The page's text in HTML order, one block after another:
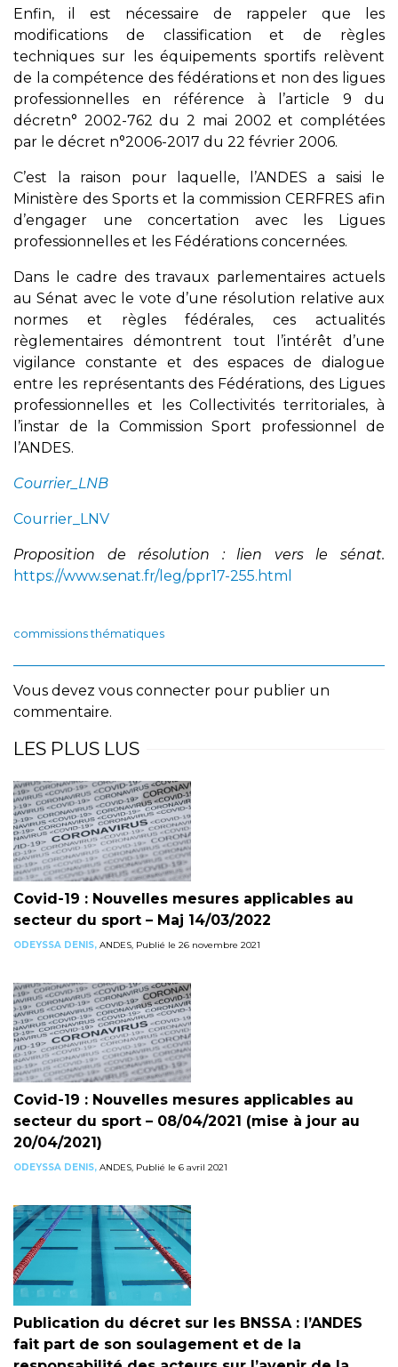
Enfin, il est nécessaire de rappeler que les
modifications de classification et de règles
techniques sur les équipements sportifs relèvent
de la compétence des fédérations et non des ligues
professionnelles en référence à l’article 9 du
décretn° 2002-762 du 2 mai 2002 et complétées
par le décret n°2006-2017 du 22 février 2006.
C’est la raison pour laquelle, l’ANDES a saisi le
Ministère des Sports et la commission CERFRES afin
d’engager une concertation avec les Ligues
professionnelles et les Fédérations concernées.
Dans le cadre des travaux parlementaires actuels
au Sénat avec le vote d’une résolution relative aux
normes et règles fédérales, ces actualités
règlementaires démontrent tout l’intérêt d’une
vigilance constante et des espaces de dialogue
entre les représentants des Fédérations, des Ligues
professionnelles et les Collectivités territoriales, à
l’instar de la Commission Sport professionnel de
l’ANDES.
Courrier_LNB
Courrier_LNV
Proposition de résolution : lien vers le sénat.
https://www.senat.fr/leg/ppr17-255.html
commissions thématiques
Vous devez vous connecter pour publier un
commentaire.
LES PLUS LUS
Covid-19 : Nouvelles mesures applicables au
secteur du sport – Maj 14/03/2022
ODEYSSA DENIS, ANDES, Publié le 26 novembre 2021
Covid-19 : Nouvelles mesures applicables au
secteur du sport – 08/04/2021 (mise à jour au
20/04/2021)
ODEYSSA DENIS, ANDES, Publié le 6 avril 2021
Publication du décret sur les BNSSA : l’ANDES
fait part de son soulagement et de la